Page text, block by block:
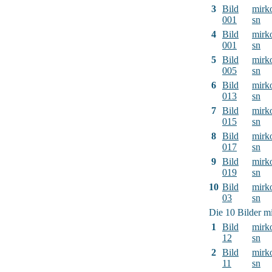
3 Bild
001
sn
4 Bild
001
sn
5 Bild
005
sn
6 Bild
013
sn
7 Bild
015
sn
8 Bild
017
sn
9 Bild
019
sn
10 Bild
03
sn
Die 10 Bilder
1
Bild
12
sn
2 Bild
11
sn